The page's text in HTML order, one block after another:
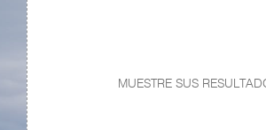
MUESTRE SUS